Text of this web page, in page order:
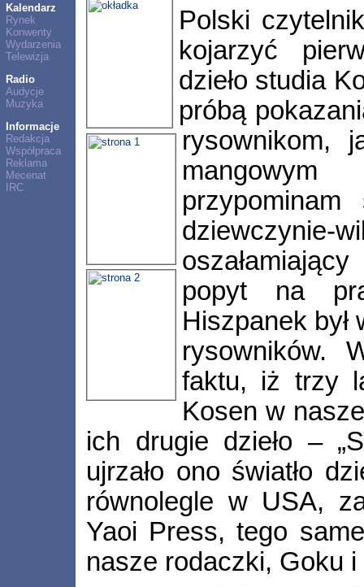
Kalendarz
Rynek
Konwenty
Wydarzenia
Telewizja
Radio
Audycje
Muzyka
Informacje
Redakcja
Współpraca
Reklama
Mecenat
IRC
Polski
kojarzyć
dzieło studia
próbą
rysownikom,
popyt na
Hiszpanek
rysowników.
faktu, iż trzy
Kosen w
ich drugie dzieło –
ujrzało ono światło
równolegle w USA,
Yaoi Press, tego
nasze rodaczki, Goku